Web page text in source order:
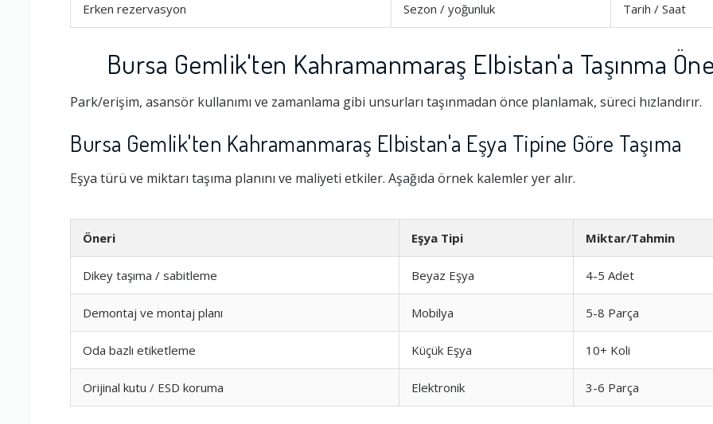
Erken rezervasyon Sezon / yoğunluk Tarih / Saat
Bursa Gemlik'ten Kahramanmaraş Elbistan'a Taşınma
Park/erişim, asansör kullanımı ve zamanlama gibi unsurları taşınmadan önce planlamak, süreci hızlandırır.
Bursa Gemlik'ten Kahramanmaraş Elbistan'a Eşya Tipine Göre Taşıma
Eşya türü ve miktarı taşıma planını ve maliyeti etkiler. Aşağıda örnek kalemler yer alır.
Öneri Eşya Tipi Miktar/Tahmin
Dikey taşıma / sabitleme Beyaz Eşya 4-5 Adet
Demontaj ve montaj planı Mobilya 5-8 Parça
Oda bazlı etiketleme Küçük Eşya 10+ Koli
Orijinal kutu / ESD koruma Elektronik 3-6 Parça
Ambalajlama Hizmeti 1.0
Firma ile İletişim
1.0
Fiyatlandırma Dengesi 1.0
Yorumunuz